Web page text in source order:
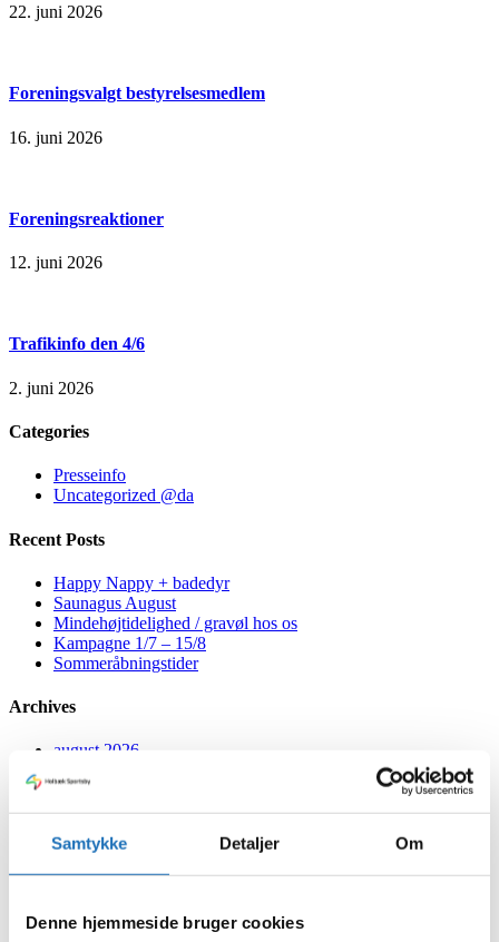
Samtykke Detaljer Om
Denne hjemmeside bruger cookies
22. juni 2026
Foreningsvalgt bestyrelsesmedlem
16. juni 2026
Foreningsreaktioner
12. juni 2026
Trafikinfo den 4/6
2. juni 2026
Categories
Presseinfo
Uncategorized @da
Recent Posts
Happy Nappy + badedyr
Saunagus August
Mindehøjtidelighed / gravøl hos os
Kampagne 1/7 – 15/8
Sommeråbningstider
Archives
august 2026
juni 2026
maj 2026
marts 2026
februar 2026
oktober 2025